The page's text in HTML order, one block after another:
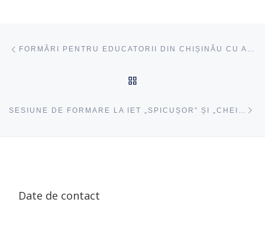
Navigare articole
FORMĂRI PENTRU EDUCATORII DIN CHIȘINĂU CU ACCENT PE INOVAȚIE ȘI EDUCAȚIE CENTRATĂ PE COPIL
Date de contact